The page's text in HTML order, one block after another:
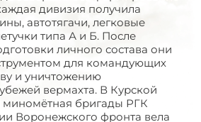
дивизия получила
автотягачи, легковые
типа А и Б. После
личного состава они
для командующих
и уничтожению
вермахта. В Курской
миномётная бригады РГК
Воронежского фронта вела